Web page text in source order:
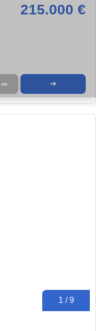
215.000 €
➦ ➜
1 / 9